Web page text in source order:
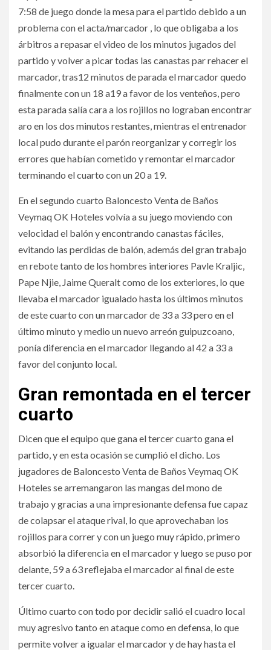
7:58 de juego donde la mesa para el partido debido a un
problema con el acta/marcador , lo que obligaba a los
árbitros a repasar el video de los minutos jugados del
partido y volver a picar todas las canastas par rehacer el
marcador, tras12 minutos de parada el marcador quedo
finalmente con un 18 a19 a favor de los venteños, pero
esta parada salía cara a los rojillos no lograban encontrar
aro en los dos minutos restantes, mientras el entrenador
local pudo durante el parón reorganizar y corregir los
errores que habían cometido y remontar el marcador
terminando el cuarto con un 20 a 19.
En el segundo cuarto Baloncesto Venta de Baños
Veymaq OK Hoteles volvía a su juego moviendo con
velocidad el balón y encontrando canastas fáciles,
evitando las perdidas de balón, además del gran trabajo
en rebote tanto de los hombres interiores Pavle Kraljic,
Pape Njie, Jaime Queralt como de los exteriores, lo que
llevaba el marcador igualado hasta los últimos minutos
de este cuarto con un marcador de 33 a 33 pero en el
último minuto y medio un nuevo arreón guipuzcoano,
ponía diferencia en el marcador llegando al 42 a 33 a
favor del conjunto local.
Gran remontada en el tercer
cuarto
Dicen que el equipo que gana el tercer cuarto gana el
partido, y en esta ocasión se cumplió el dicho. Los
jugadores de Baloncesto Venta de Baños Veymaq OK
Hoteles se arremangaron las mangas del mono de
trabajo y gracias a una impresionante defensa fue capaz
de colapsar el ataque rival, lo que aprovechaban los
rojillos para correr y con un juego muy rápido, primero
absorbió la diferencia en el marcador y luego se puso por
delante, 59 a 63 reflejaba el marcador al final de este
tercer cuarto.
Último cuarto con todo por decidir salió el cuadro local
muy agresivo tanto en ataque como en defensa, lo que
permite volver a igualar el marcador y de hay hasta el